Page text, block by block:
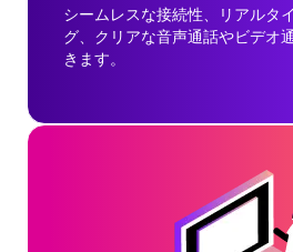
シームレスな接続性、リアルタ
グ、クリアな音声通話やビデオ
きます。